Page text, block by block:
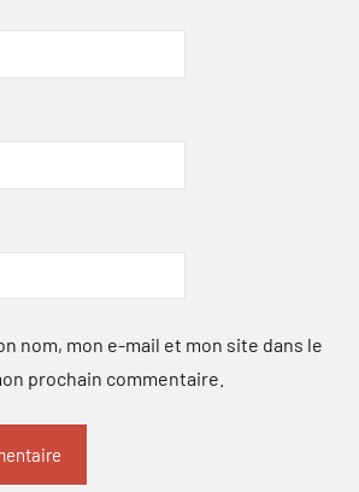
nom, mon e-mail et mon site dans le
prochain commentaire.